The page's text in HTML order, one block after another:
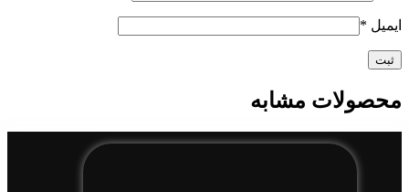
ایمیل *
محصولات مشابه